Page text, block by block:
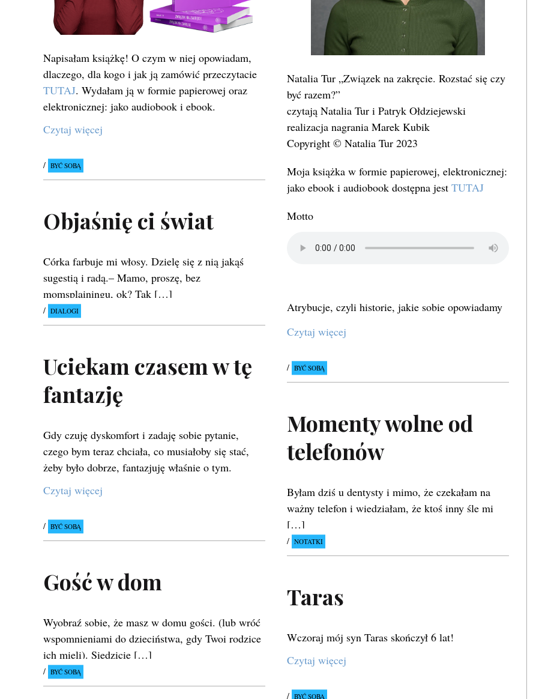
Napisałam książkę! O czym w niej opowiadam,
dlaczego, dla kogo i jak ją zamówić przeczytacie
TUTAJ. Wydałam ją w formie papierowej oraz
elektronicznej: jako audiobook i ebook.
Czytaj więcej
BYĆ SOBĄ
Natalia Tur „Związek na zakręcie. Rozstać się czy
być razem?”
czytają Natalia Tur i Patryk Ołdziejewski
realizacja nagrania Marek Kubik
Copyright © Natalia Tur 2023
Moja książka w formie papierowej, elektronicznej:
jako ebook i audiobook dostępna jestTUTAJ
Motto
Atrybucje, czyli historie, jakie sobie opowiadamy
Czytaj więcej
BYĆ SOBĄ
Objaśnię ci świat
Córka farbuje mi włosy. Dzielę się z nią jakąś
sugestią i radą.– Mamo, proszę, bez
momsplainingu, ok? Tak […]
DIALOGI
Uciekam czasem w tę
fantazję
Gdy czuję dyskomfort i zadaję sobie pytanie,
czego bym teraz chciała, co musiałoby się stać,
żeby było dobrze, fantazjuję właśnie o tym.
Czytaj więcej
BYĆ SOBĄ
Momenty wolne od
telefonów
Byłam dziś u dentysty i mimo, że czekałam na
ważny telefon i wiedziałam, że ktoś inny śle mi
[…]
NOTATKI
Gość w dom
Wyobraź sobie, że masz w domu gości. (lub wróć
wspomnieniami do dzieciństwa, gdy Twoi rodzice
ich mieli). Siedzicie […]
BYĆ SOBĄ
Taras
Wczoraj mój syn Taras skończył 6 lat!
Czytaj więcej
BYĆ SOBĄ